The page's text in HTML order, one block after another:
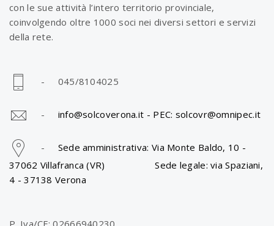
con le sue attività l’intero territorio provinciale,
coinvolgendo oltre 1000 soci nei diversi settori e servizi
della rete.
- 045/8104025
- info@solcoverona.it - PEC: solcovr@omnipec.it
- Sede amministrativa: Via Monte Baldo, 10 -
37062 Villafranca (VR) Sede legale: via Spaziani,
4 - 37138 Verona